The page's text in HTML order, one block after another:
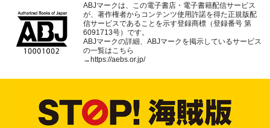
ABJマークは、この電子書店・電子書籍配信サービス
が、著作権者からコンテンツ使用許諾を得た正規版配
信サービスであることを示す登録商標（登録番号 第
6091713号）です。
ABJマークの詳細、ABJマークを掲示しているサービス
の一覧はこちら
→https://aebs.or.jp/